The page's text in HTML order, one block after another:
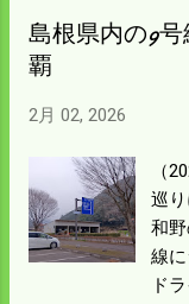
ル
る
に
全
も
ん
島根県内の9
覇
2月 02, 2026
（
巡
和
線
ド